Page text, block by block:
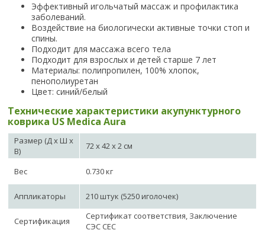
Эффективный игольчатый массаж и профилактика
заболеваний.
Воздействие на биологически активные точки стоп и
спины.
Подходит для массажа всего тела
Подходит для взрослых и детей старше 7 лет
Материалы: полипропилен, 100% хлопок,
пенополиуретан
Цвет: синий/белый
Технические характеристики акупунктурного
коврика US Medica Aura
Размер (Д х Ш х
В)
72 х 42 х 2 см
Вес 0.730 кг
Аппликаторы 210 штук (5250 иголочек)
Сертификация
Сертификат соответствия, Заключение
СЭС СЕС